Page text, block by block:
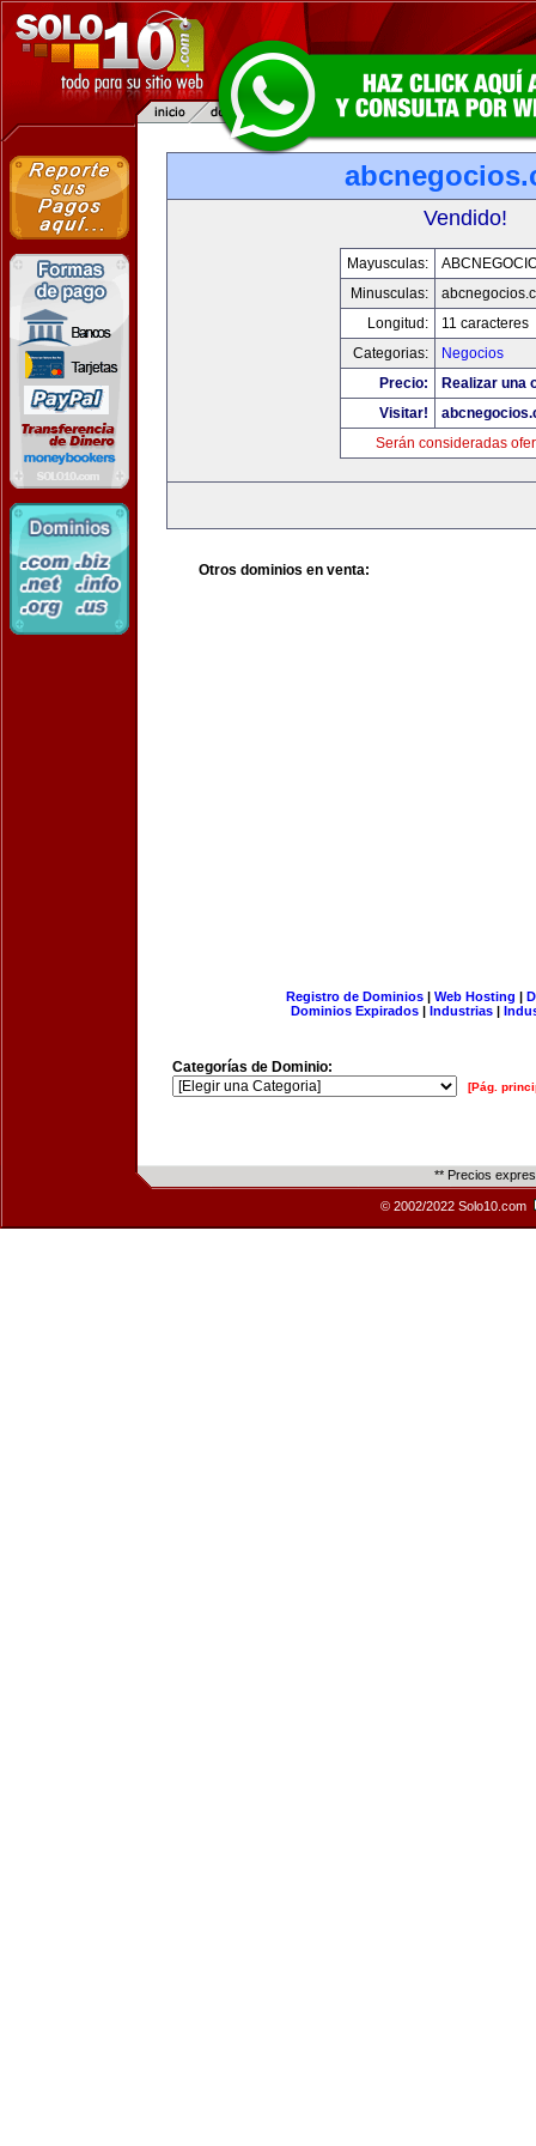
Vendido!
Mayusculas:
Minusculas:
Longitud:
11 caracteres
Categorias:
Negocios
Precio:
Realizar una
Visitar!
Serán consideradas
Otros dominios en venta:
Registro de Dominios| Web Hosting |
Dominios Expirados | Industrias |
Categorías de Dominio:
[Pág.
** Precios
© 2002/2022 Solo10.com